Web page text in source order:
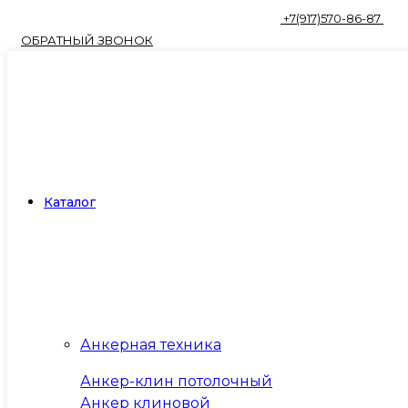
+7(917)570-86-87
ОБРАТНЫЙ ЗВОНОК
Каталог
Анкерная техника
Анкер-клин потолочный
Анкер клиновой